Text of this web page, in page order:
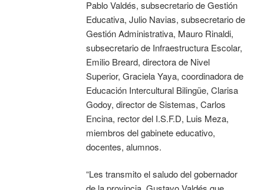
Pablo Valdés, subsecretario de Gestión
Educativa, Julio Navias, subsecretario de
Gestión Administrativa, Mauro Rinaldi,
subsecretario de Infraestructura Escolar,
Emilio Breard, directora de Nivel
Superior, Graciela Yaya, coordinadora de
Educación Intercultural Bilingüe, Clarisa
Godoy, director de Sistemas, Carlos
Encina, rector del I.S.F.D, Luis Meza,
miembros del gabinete educativo,
docentes, alumnos.
“Les transmito el saludo del gobernador